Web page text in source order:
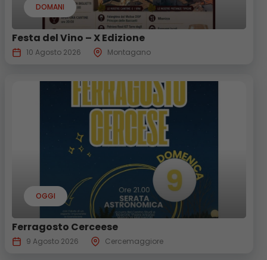
DOMANI
Festa del Vino – X Edizione
10 Agosto 2026 Montagano
OGGI
Ferragosto Cerceese
9 Agosto 2026 Cercemaggiore